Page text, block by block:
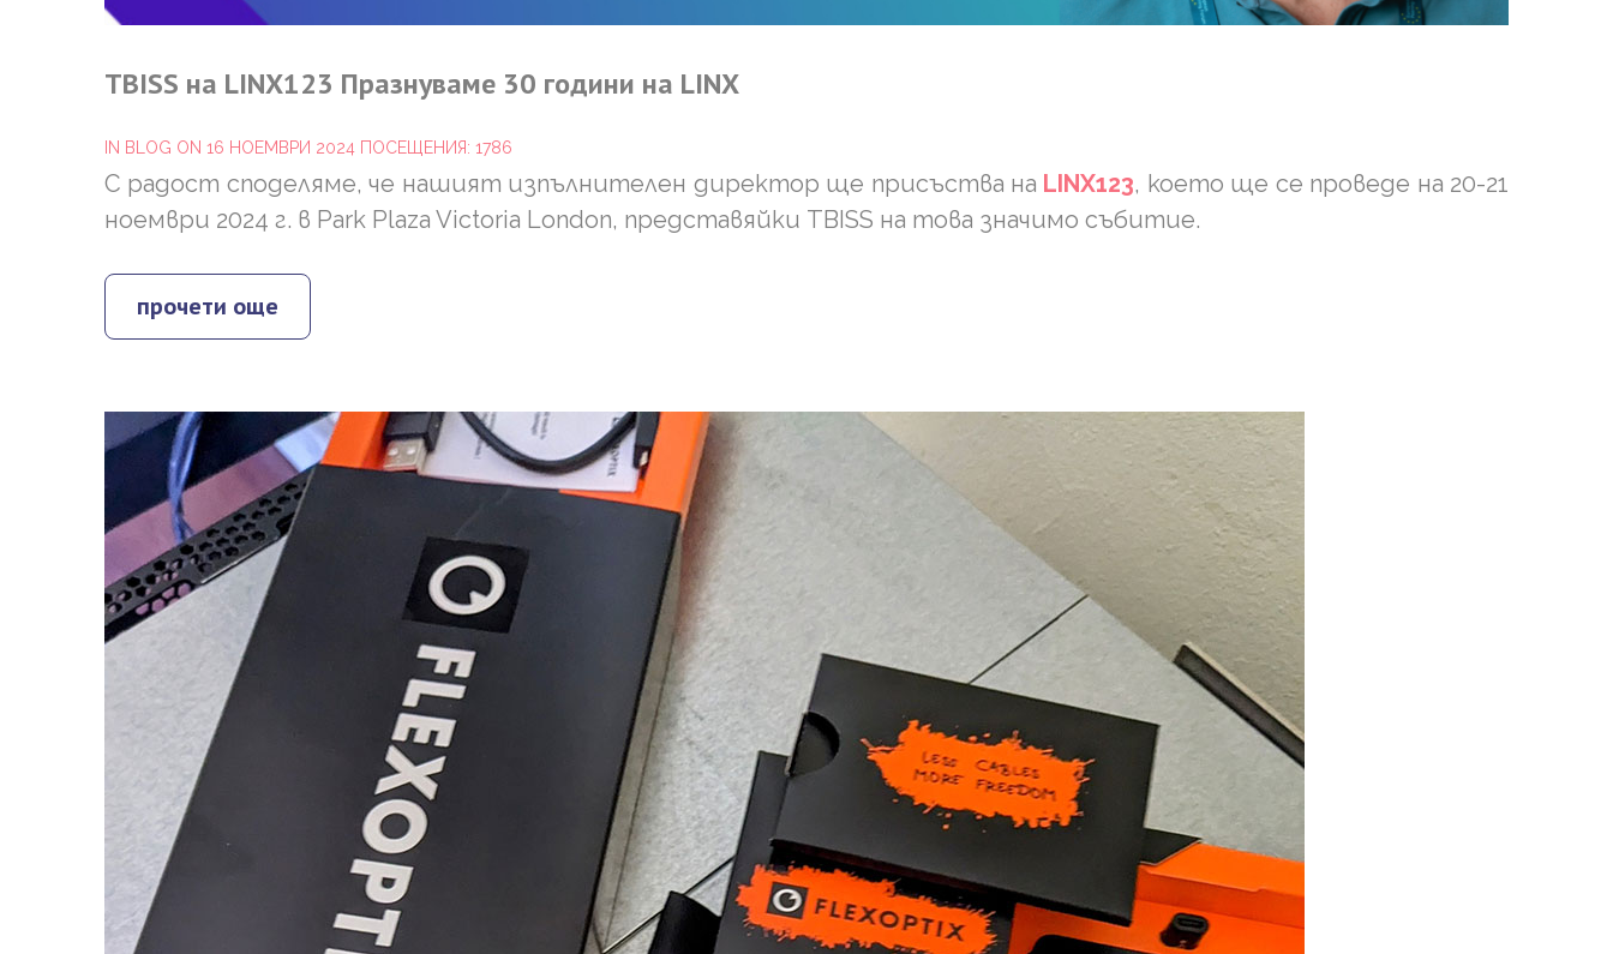
TBISS на LINX123 Празнуваме 30 години на LINX
IN BLOG ON 16 НОЕМВРИ 2024 ПОСЕЩЕНИЯ: 1786
С радост споделяме, че нашият изпълнителен директор ще присъства на LINX123, което ще се проведе на 20-21
ноември 2024 г. в Park Plaza Victoria London, представяйки TBISS на това значимо събитие.
прочети още